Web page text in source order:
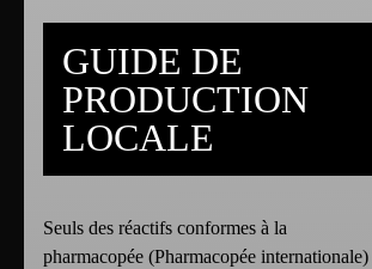
GUIDE DE
PRODUCTION
LOCALE
Seuls des réactifs conformes à la
pharmacopée (Pharmacopée internationale)